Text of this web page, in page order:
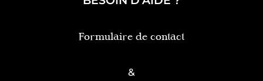
Formulaire de contact
&